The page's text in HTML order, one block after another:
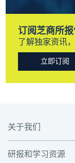
订阅芝商所
了解独家资讯
立即订阅
关于我们
研报和学习资源